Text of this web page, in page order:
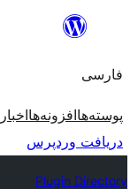
محتوا
فارسی
پوسته‌هاافزونه‌هااخبار
دریافت وردپرس
Plugin Directory